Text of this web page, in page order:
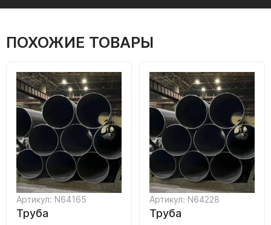
ПОХОЖИЕ ТОВАРЫ
Артикул: N64165
Труба
Артикул: N64228
Труба